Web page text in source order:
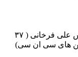
مهندس علی فرخانی ( ۳۷
های سی ان سی)